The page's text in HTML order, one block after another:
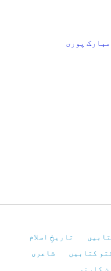
پوری
تاریخِ اسلام
کتابیں
شاعری
کارنر